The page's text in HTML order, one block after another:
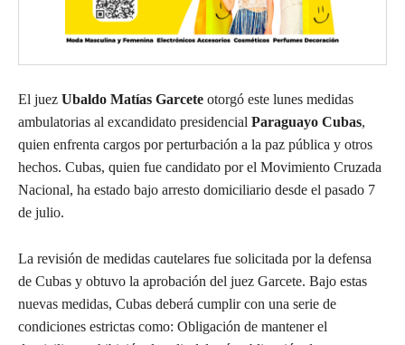
El juez Ubaldo Matías Garcete otorgó este lunes medidas
ambulatorias al excandidato presidencial Paraguayo Cubas,
quien enfrenta cargos por perturbación a la paz pública y otros
hechos. Cubas, quien fue candidato por el Movimiento Cruzada
Nacional, ha estado bajo arresto domiciliario desde el pasado 7
de julio.
La revisión de medidas cautelares fue solicitada por la defensa
de Cubas y obtuvo la aprobación del juez Garcete. Bajo estas
nuevas medidas, Cubas deberá cumplir con una serie de
condiciones estrictas como: Obligación de mantener el